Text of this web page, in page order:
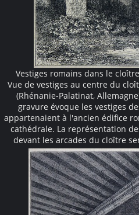
Vestiges romains dans le
Vue de vestiges au centre du
(Rhénanie-Palatinat,
gravure évoque les vestiges
appartenaient à l'ancien édifice
cathédrale. La représentation
devant les arcades du cloître